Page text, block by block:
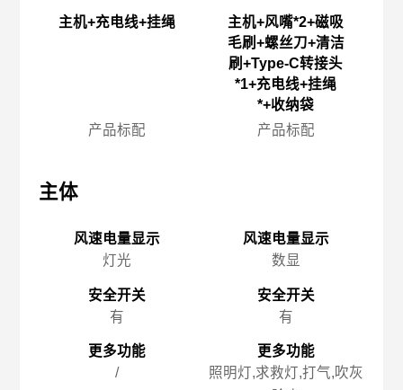
主机+充电线+挂绳
产品标配
主体
风速电量显示
灯光
安全开关
有
更多功能
/
主机+风嘴*2+磁吸
毛刷+螺丝刀+清洁
刷+Type-C转接头
*1+充电线+挂绳
*+收纳袋
产品标配
风速电量显示
数显
安全开关
有
更多功能
照明灯,求救灯,打气,吹灰